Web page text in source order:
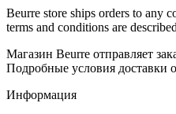
Beurre store ships orders to any
terms and conditions are described
Магазин Beurre отправляет
Подробные условия доставки
Информация